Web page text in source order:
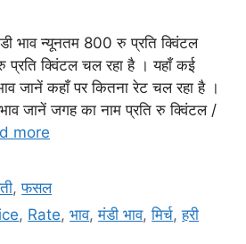
भाव न्यूनतम 800 रु प्रति क्विंटल
क्विंटल चल रहा है । यहाँ कई
जानें कहाँ पर कितना रेट चल रहा है ।
भाव जानें जगह का नाम प्रति रु क्विंटल /
more
,फसल
, Rate,भाव,मंडी भाव,मिर्च,हरी